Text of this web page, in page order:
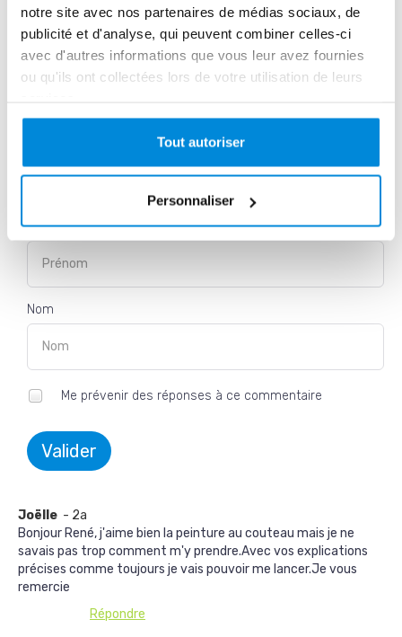
notre site avec nos partenaires de médias sociaux, de
publicité et d'analyse, qui peuvent combiner celles-ci
avec d'autres informations que vous leur avez fournies
ou qu'ils ont collectées lors de votre utilisation de leurs
Tout autoriser
Personnaliser
Prénom *
Nom
Me prévenir des réponses à ce commentaire
Valider
Joëlle - 2a
Bonjour René, j'aime bien la peinture au couteau mais je ne
savais pas trop comment m'y prendre.Avec vos explications
précises comme toujours je vais pouvoir me lancer.Je vous
remercie
Répondre